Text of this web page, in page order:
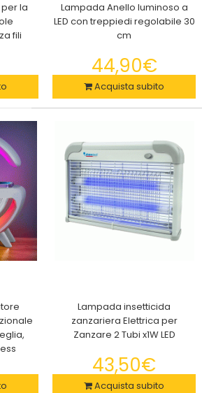
Double Portatile, Telo Resistente,
Ampia 200 x 90cm
Double Portatile, Telo Resistente
kg, Ampia 200 x 90cm Godi..
la
fili
Lampada Anello luminoso a
LED con treppiedi regolabile 30
cm
44,90€
Acquista subito
Lampada insetticida
zanzariera Elettrica per
Zanzare 2 Tubi x1W LED
43,50€
Acquista subito